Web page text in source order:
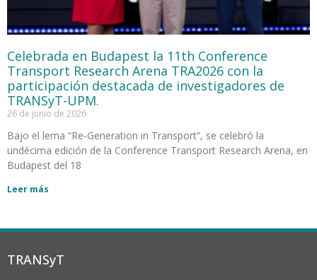
Celebrada en Budapest la 11th Conference
Transport Research Arena TRA2026 con la
participación destacada de investigadores de
TRANSyT-UPM.
26 de junio de 2026
Bajo el lema “Re-Generation in Transport“, se celebró la
undécima edición de la Conference Transport Research Arena, en
Budapest del 18
Leer más
TRANSyT